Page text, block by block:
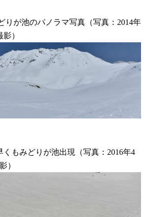
りが池のパノラマ写真（写真：2014年
）
くもみどりが池出現（写真：2016年4
）